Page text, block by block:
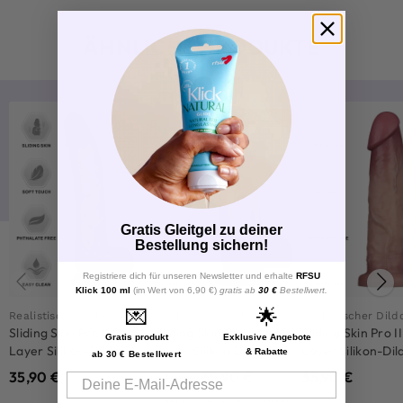
ÄHNLICHE PRODUKTE
Realistischer Dildo
Sliding Skin Pro II Dual-
Layer Silikon-Dildo 25
cm
35,90 €
Realistischer Dildo
Sliding Skin Pro II Dual
Layer Silikon Dildo 20
cm
47,90€35,90€
Realistisches Gefühl durch realistische Form und Design
Realistischer
Sliding Skin Pro
Layer Silikon-
cm
35,90 €
Gratis Gleitgel zu deiner
Bestellung sichern!
Registriere dich für unseren Newsletter und erhalte RFSU
Klick 100 ml (im Wert von 6,90 €) gratis ab 30 € Bestellwert.
💌
Gratis produkt
ab 30 € Bestellwert
🌟
Exklusive Angebote
& Rabatte
Email